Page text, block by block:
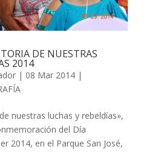
DE NUESTRAS
2014
| 08 Mar 2014|
nuestras luchas y rebeldías»,
del Día
2014, en el Parque San José,